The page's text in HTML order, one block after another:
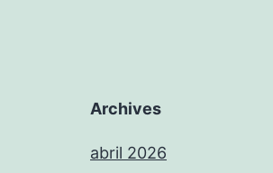
Archives
abril 2026